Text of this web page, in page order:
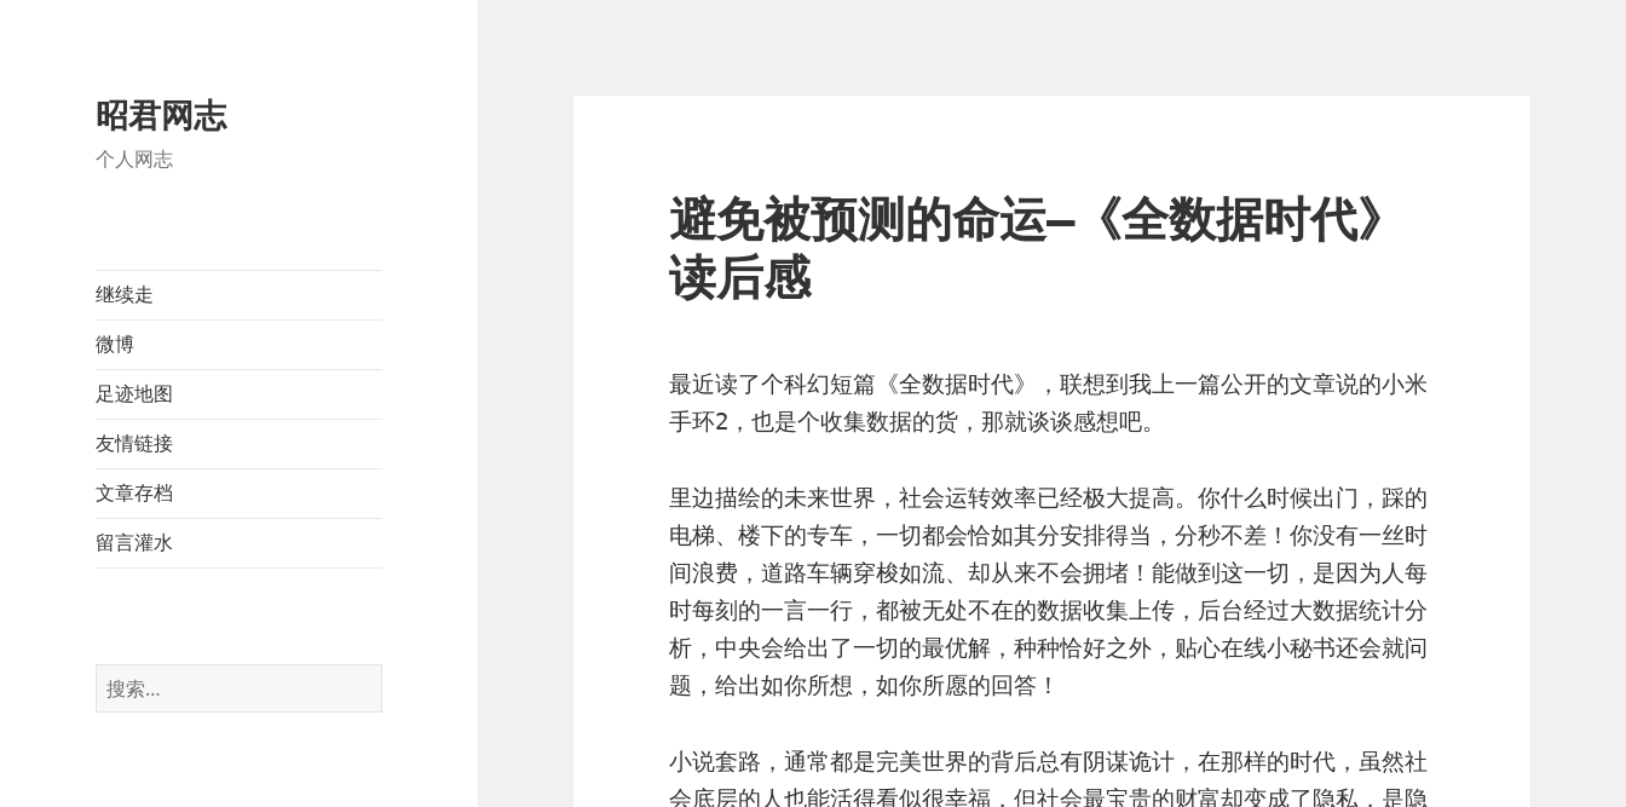
昭君网志
个人网志
继续走
微博
足迹地图
友情链接
文章存档
留言灌水
搜
索
避免被预测的命运—《全数据时代》
读后感
最近读了个科幻短篇《全数据时代》，联想到我上一篇公开的文章说的小米
手环2，也是个收集数据的货，那就谈谈感想吧。
里边描绘的未来世界，社会运转效率已经极大提高。你什么时候出门，踩的
电梯、楼下的专车，一切都会恰如其分安排得当，分秒不差！你没有一丝时
间浪费，道路车辆穿梭如流、却从来不会拥堵！能做到这一切，是因为人每
时每刻的一言一行，都被无处不在的数据收集上传，后台经过大数据统计分
析，中央会给出了一切的最优解，种种恰好之外，贴心在线小秘书还会就问
题，给出如你所想，如你所愿的回答！
小说套路，通常都是完美世界的背后总有阴谋诡计，在那样的时代，虽然社
会底层的人也能活得看似很幸福，但社会最宝贵的财富却变成了隐私，是隐